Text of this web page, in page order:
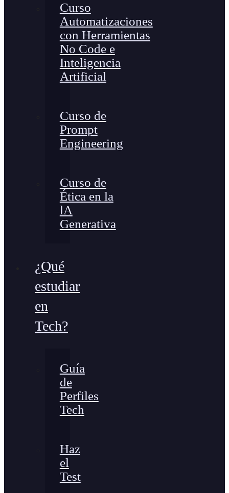
Curso
Automatizaciones
con Herramientas
No Code e
Inteligencia
Artificial
Curso de
Prompt
Engineering
Curso de
Ética en la
lA
Generativa
¿Qué
estudiar
en
Tech?
Guía
de
Perfiles
Tech
Haz
el
Test